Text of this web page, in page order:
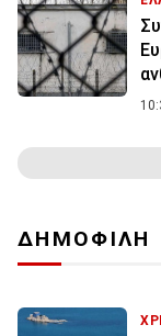
ΔΗΜΟΦΙΛΗ